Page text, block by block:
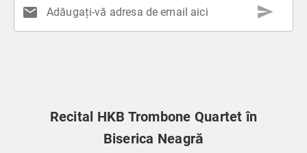
mail Adăugați-vă adresa de email aici send
Recital HKB Trombone Quartet în
Biserica Neagră